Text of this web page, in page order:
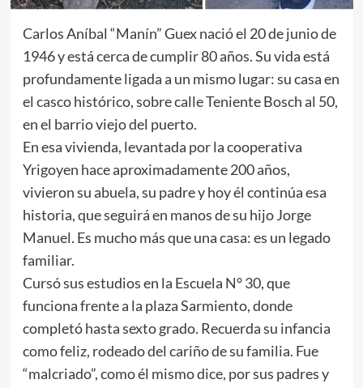
Carlos Aníbal “Manín” Guex nació el 20 de junio de
1946 y está cerca de cumplir 80 años. Su vida está
profundamente ligada a un mismo lugar: su casa en
el casco histórico, sobre calle Teniente Bosch al 50,
en el barrio viejo del puerto.
En esa vivienda, levantada por la cooperativa
Yrigoyen hace aproximadamente 200 años,
vivieron su abuela, su padre y hoy él continúa esa
historia, que seguirá en manos de su hijo Jorge
Manuel. Es mucho más que una casa: es un legado
familiar.
Cursó sus estudios en la Escuela N° 30, que
funciona frente a la plaza Sarmiento, donde
completó hasta sexto grado. Recuerda su infancia
como feliz, rodeado del cariño de su familia. Fue
“malcriado”, como él mismo dice, por sus padres y